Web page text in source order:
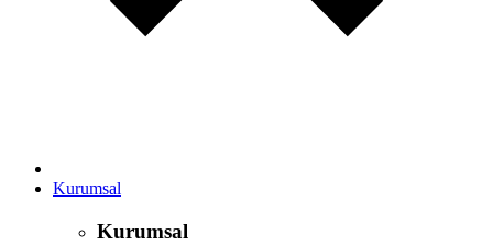
Kurumsal
Kurumsal